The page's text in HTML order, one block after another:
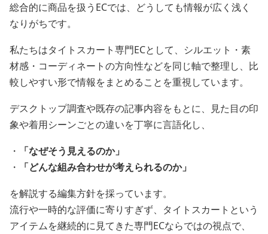
総合的に商品を扱うECでは、どうしても情報が広く浅く
なりがちです。
私たちはタイトスカート専門ECとして、シルエット・素
材感・コーディネートの方向性などを同じ軸で整理し、比
較しやすい形で情報をまとめることを重視しています。
デスクトップ調査や既存の記事内容をもとに、見た目の印
象や着用シーンごとの違いを丁寧に言語化し、
・
「なぜそう見えるのか」
・
「どんな組み合わせが考えられるのか」
を解説する編集方針を採っています。
流行や一時的な評価に寄りすぎず、タイトスカートという
アイテムを継続的に見てきた専門ECならではの視点で、